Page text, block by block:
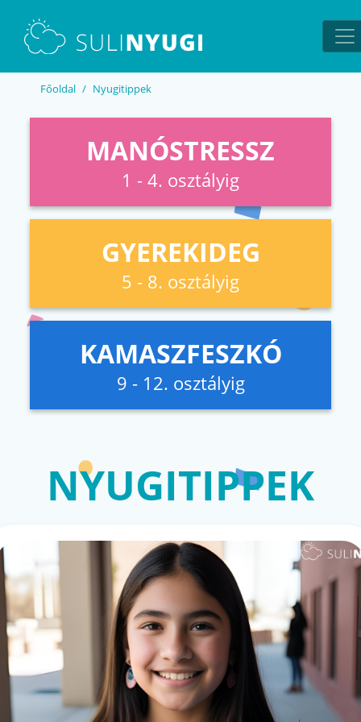
Főoldal Nyugitippek
MANÓSTRESSZ
1 - 4. osztályig
GYEREKIDEG
5 - 8. osztályig
KAMASZFESZKÓ
9 - 12. osztályig
NYUGITIPPEK